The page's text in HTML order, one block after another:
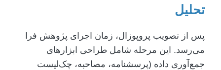
تحلیل
پس از تصویب پروپوزال، زمان اجرای پژوهش فرا
می‌رسد. این مرحله شامل طراحی ابزارهای
جمع‌آوری داده (پرسشنامه، مصاحبه، چک‌لیست